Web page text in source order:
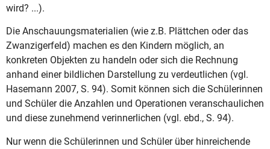
wird? ...).
Die Anschauungsmaterialien (wie z.B. Plättchen oder das
Zwanzigerfeld) machen es den Kindern möglich, an
konkreten Objekten zu handeln oder sich die Rechnung
anhand einer bildlichen Darstellung zu verdeutlichen (vgl.
Hasemann 2007, S. 94). Somit können sich die Schülerinnen
und Schüler die Anzahlen und Operationen veranschaulichen
und diese zunehmend verinnerlichen (vgl. ebd., S. 94).
Nur wenn die Schülerinnen und Schüler über hinreichende